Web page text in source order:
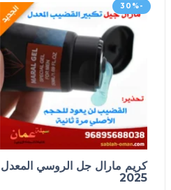
-30%
كريم مارال جل الروسي المعدل
2025